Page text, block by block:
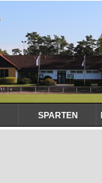
SPARTEN